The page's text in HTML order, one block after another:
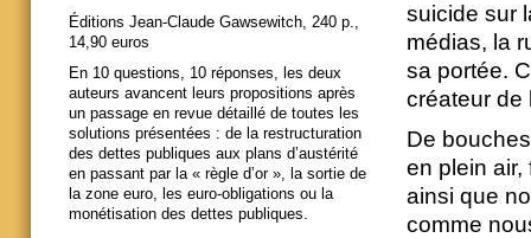
suicide sur
médias, la
sa portée.
créateur de
De
en plein air,
ainsi que
comme
Éditions Jean-Claude Gawsewitch, 240 p.,
14,90 euros
En 10 questions, 10 réponses, les deux
auteurs avancent leurs propositions après
un passage en revue détaillé de toutes les
solutions présentées : de la restructuration
des dettes publiques aux plans d’austérité
en passant par la « règle d’or », la sortie de
la zone euro, les euro-obligations ou la
monétisation des dettes publiques.